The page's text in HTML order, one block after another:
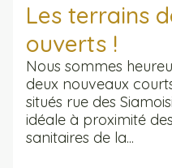
Les terrains
ouverts !
Nous sommes
deux nouveaux
situés rue des
idéale à proximité
sanitaires de la...